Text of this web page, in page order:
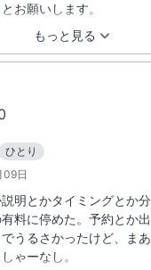
もっと見る
お願いします。
ひとり
09日
明とかタイミングとか
料に停めた。予約とか
うるさかったけど、ま
ゃーなし。